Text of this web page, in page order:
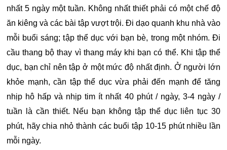
nhất 5 ngày một tuần. Không nhất thiết phải có một chế độ
ăn kiêng và các bài tập vượt trội. Đi dạo quanh khu nhà vào
mỗi buổi sáng; tập thể dục với bạn bè, trong một nhóm. Đi
cầu thang bộ thay vì thang máy khi bạn có thể. Khi tập thể
dục, bạn chỉ nên tập ở một mức độ nhất định. Ở người lớn
khỏe mạnh, cần tập thể dục vừa phải đến mạnh để tăng
nhịp hô hấp và nhịp tim ít nhất 40 phút / ngày, 3-4 ngày /
tuần là cần thiết. Nếu bạn không tập thể dục liên tục 30
phút, hãy chia nhỏ thành các buổi tập 10-15 phút nhiều lần
mỗi ngày.